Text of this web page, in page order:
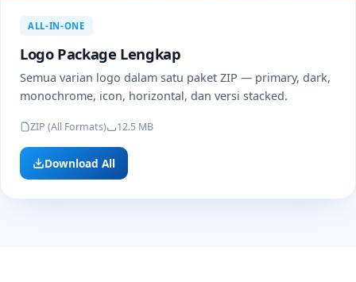
ALL-IN-ONE
Logo Package Lengkap
Semua varian logo dalam satu paket ZIP — primary, dark,
monochrome, icon, horizontal, dan versi stacked.
ZIP (All Formats) 12.5 MB
Download All